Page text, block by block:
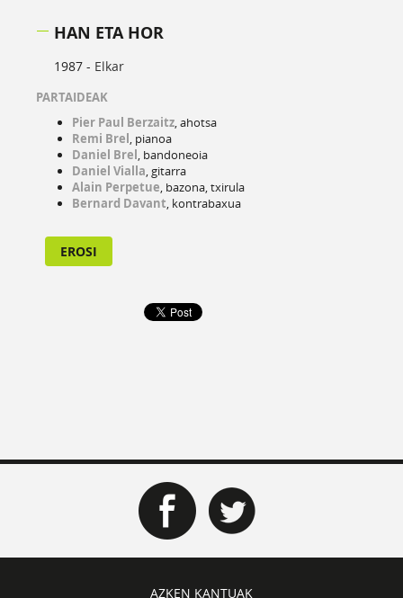
HAN ETA HOR
1987 - Elkar
PARTAIDEAK
Pier Paul Berzaitz, ahotsa
Remi Brel, pianoa
Daniel Brel, bandoneoia
Daniel Vialla, gitarra
Alain Perpetue, bazona, txirula
Bernard Davant, kontrabaxua
EROSI
AZKEN KANTUAK